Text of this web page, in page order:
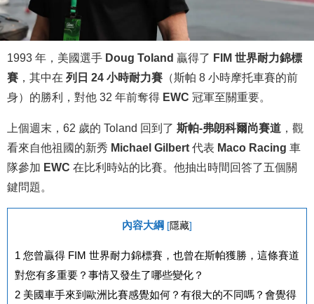
1993 年，美國選手 Doug Toland 贏得了 FIM 世界耐力錦標
賽 ，其中在 列日 24 小時耐力賽 （斯帕 8 小時摩托車賽的前
身）的勝利，對他 32 年前奪得 EWC 冠軍至關重要。
上個週末，62 歲的 Toland 回到了 斯帕-弗朗科爾尚賽道 ，觀
看來自他祖國的新秀 Michael Gilbert 代表 Maco Racing 車
隊參加 EWC 在比利時站的比賽。他抽出時間回答了五個關
鍵問題。
內容大綱 [隱藏]
1 您曾贏得 FIM 世界耐力錦標賽，也曾在斯帕獲勝，這條賽道
對您有多重要？事情又發生了哪些變化？
2 美國車手來到歐洲比賽感覺如何？有很大的不同嗎？會覺得